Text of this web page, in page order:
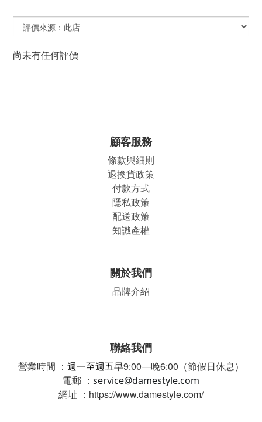
尚未有任何評價
顧客服務
條款與細則
退換貨政策
付款方式
隱私政策
配送政策
知識產權
關於我們
品牌介紹
聯絡我們
營業時間 ： 週一至週五早9:00—晚6:00（節假日休息）
電郵 ： service@damestyle.com
網址 ：https://www.damestyle.com/